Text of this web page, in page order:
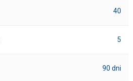
40
5
90 dni